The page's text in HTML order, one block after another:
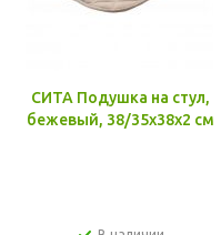
СИТА Подушка на стул,
бежевый, 38/35x38x2 см